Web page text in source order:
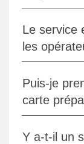
Le service
les
Puis-je
carte
Y a-t-il un